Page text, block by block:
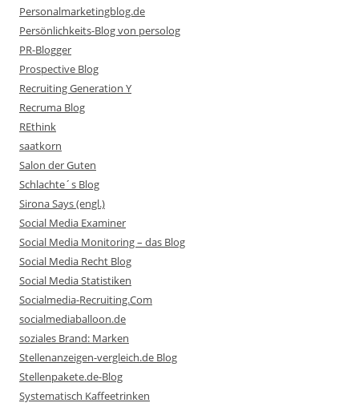
Personalmarketingblog.de
Persönlichkeits-Blog von persolog
PR-Blogger
Prospective Blog
Recruiting Generation Y
Recruma Blog
REthink
saatkorn
Salon der Guten
Schlachte´s Blog
Sirona Says (engl.)
Social Media Examiner
Social Media Monitoring – das Blog
Social Media Recht Blog
Social Media Statistiken
Socialmedia-Recruiting.Com
socialmediaballoon.de
soziales Brand: Marken
Stellenanzeigen-vergleich.de Blog
Stellenpakete.de-Blog
Systematisch Kaffeetrinken